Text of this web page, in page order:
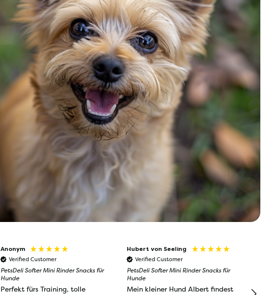
Anonym
Verified Customer
PetsDeli Softer Mini Rinder Snacks für
Hunde
Perfekt fürs Training, tolle
Hubert von Seeling
Verified Customer
PetsDeli Softer Mini Rinder Snacks für
Hunde
Mein kleiner Hund Albert findest
Hallo!